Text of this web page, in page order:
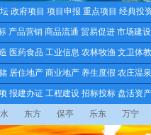
政府项目 项目申报 重点项目 经典投
产品营销 商品流通 贸易促进 市场建设
医药食品 工业信息 农林牧渔 文卫体教
居住地产 商业地产 养生度假 农庄温泉
报建办证 工程建设 招标投标 盘活资产
东方 保亭 乐东 万宁